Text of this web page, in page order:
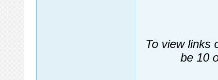
To view links
be 10